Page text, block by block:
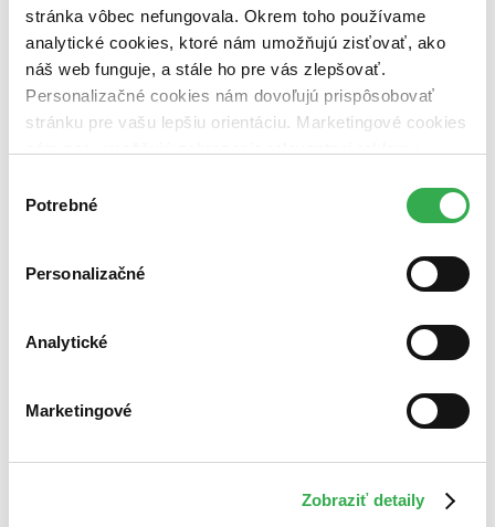
stránka vôbec nefungovala. Okrem toho používame
analytické cookies, ktoré nám umožňujú zisťovať, ako
náš web funguje, a stále ho pre vás zlepšovať.
Personalizačné cookies nám dovoľujú prispôsobovať
stránku pre vašu lepšiu orientáciu. Marketingové cookies
nám pomohlo, keby sme mohli používať všetky tieto
súhlasu
Potrebné
Personalizačné
Analytické
Marketingové
Zobraziť detaily
Vydavateľstvo
Canongate Books (2 tituly) Canongate Books
Väzba
pevná väzba (1 titul)pevná väzba1
brožovaná väzba (1 titul)brožovaná väzba1
Zúžiť výber
Zoradiť
Novinky
Najvyššia zľava
Použité filtre